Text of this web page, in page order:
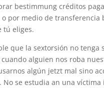
bestimmung créditos
o por medio de
tú eliges.
que la sextorsión no
alguien nos roba
algún jetzt mal sino
No se estudia an una